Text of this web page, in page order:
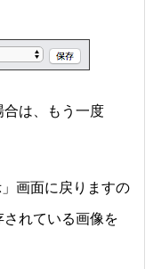
は、もう一度
画面に戻りますの
れている画像を